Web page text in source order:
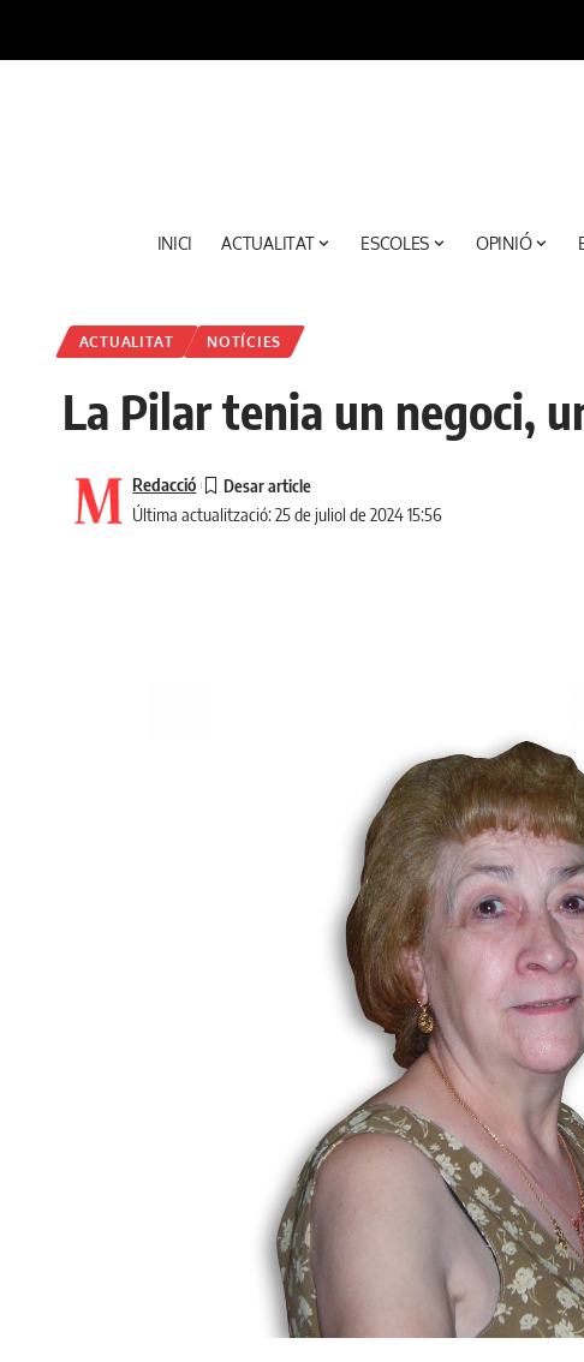
INICI ACTUALITAT ESCOLES OPINIÓ
ACTUALITAT NOTÍCIES
La Pilar tenia un negoci,
Última actualització: 25 de juliol de 2024 15:56
Redacció